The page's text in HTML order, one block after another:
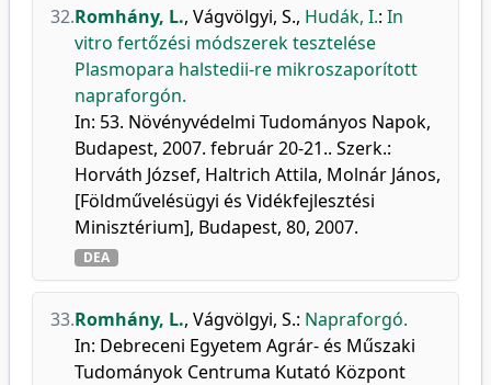
32.Romhány, L., Vágvölgyi, S., Hudák, I.: In
vitro fertőzési módszerek tesztelése
Plasmopara halstedii-re mikroszaporított
napraforgón.
In: 53. Növényvédelmi Tudományos Napok,
Budapest, 2007. február 20-21.. Szerk.:
Horváth József, Haltrich Attila, Molnár János,
[Földművelésügyi és Vidékfejlesztési
Minisztérium], Budapest, 80, 2007.
DEA
33.Romhány, L., Vágvölgyi, S.: Napraforgó.
In: Debreceni Egyetem Agrár- és Műszaki
Tudományok Centruma Kutató Központ